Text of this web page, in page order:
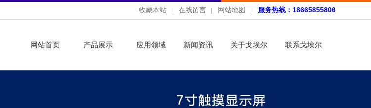
收藏本站 在线留言 网站地图 服务热线：18665855806
网站首页 产品展示 应用领域 新闻资讯 关于戈埃尔 联系戈埃尔